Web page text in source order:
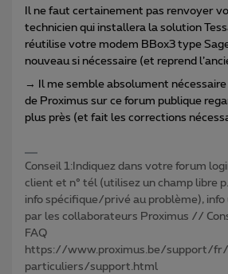
Il ne faut certainement pas renvoyer
technicien qui installera la solution
réutilise votre modem BBox3 type
nouveau si nécessaire (et reprend
→ Il me semble absolument
de Proximus sur ce forum publique
plus près (et fait les corrections
Conseil 1:Indiquez dans votre forum
client et n° tél (utilisez un champ libre
info spécifique/privé au problème),
par les collaborateurs Proximus //
FAQ
https://www.proximus.be/support/
particuliers/support.html